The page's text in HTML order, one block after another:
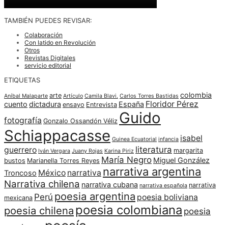
TAMBIÉN PUEDES REVISAR:
Colaboración
Con latido en Revolución
Otros
Revistas Digitales
servicio editorial
ETIQUETAS
Aníbal Malaparte arte Artículo Camila Blavi. Carlos Torres Bastidas colombia
cuento dictadura ensayo Entrevista España Floridor Pérez
fotografía Gonzalo Ossandón Véliz Guido
Schiappacasse Guinea Ecuatorial infancia isabel
guerrero Iván Vergara Juany Rojas Karina Piriz literatura margarita
bustos Marianella Torres Reyes María Negro Miguel González
Troncoso México narrativa narrativa argentina
Narrativa chilena narrativa cubana narrativa española narrativa
mexicana Perú poesia argentina poesia boliviana
poesia chilena poesia colombiana poesia